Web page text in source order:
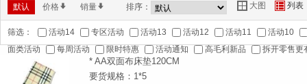
默认 价格 * 销量* 排序： Y 大图 Z 列表
筛选： 活动14 专区活动 活动13 活动12 活动11
活动10
面类活动
每周活动 限时特惠 活动通知 高毛利新品 拆开零售更
* AA双面布床垫120CM
要货规格：1*5